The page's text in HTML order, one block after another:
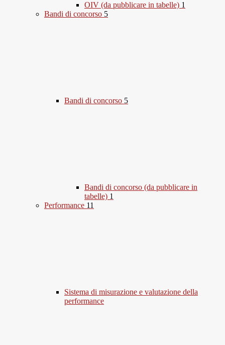
OIV (da pubblicare in tabelle) 1
Bandi di concorso 5
Bandi di concorso 5
Bandi di concorso (da pubblicare in
tabelle) 1
Performance 11
Sistema di misurazione e valutazione della
performance